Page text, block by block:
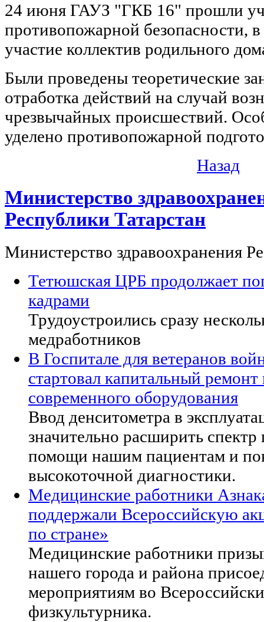
24 июня ГАУЗ "ГКБ 16" прошли
противопожарной безопасности,
участие коллектив родильного
Были проведены теоретические
отработка действий на случай
чрезвычайных происшествий.
уделено противопожарной
Назад
Министерство
Республики Татарстан
Министерство здравоохранения
Тетюшская ЦРБ продолжает
кадрами
Трудоустроились сразу
медработников
В Госпитале для ветеранов
стартовал капитальный ремонт
современного оборудования
Ввод денситометра в
значительно расширить
помощи нашим пациентам и
высокоточной диагностики.
Медицинские работники
поддержали Всероссийскую
по стране»
Медицинские работники
нашего города и района
мероприятиям во
физкультурника.